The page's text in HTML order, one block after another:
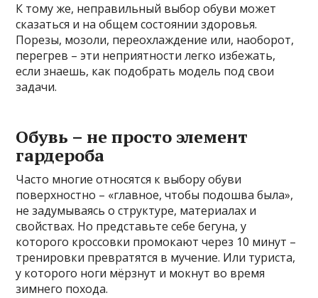
К тому же, неправильный выбор обуви может
сказаться и на общем состоянии здоровья.
Порезы, мозоли, переохлаждение или, наоборот,
перегрев – эти неприятности легко избежать,
если знаешь, как подобрать модель под свои
задачи.
Обувь – не просто элемент
гардероба
Часто многие относятся к выбору обуви
поверхностно – «главное, чтобы подошва была»,
не задумываясь о структуре, материалах и
свойствах. Но представьте себе бегуна, у
которого кроссовки промокают через 10 минут –
тренировки превратятся в мучение. Или туриста,
у которого ноги мёрзнут и мокнут во время
зимнего похода.